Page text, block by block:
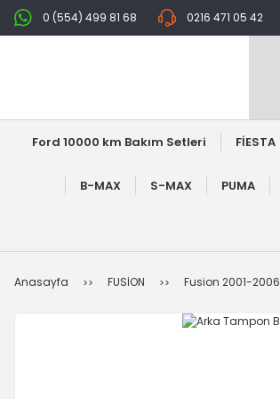
0 (554) 499 81 68 0216 471 05 42
Ford 10000 km Bakım Setleri FİESTA
B-MAX S-MAX PUMA
Anasayfa FUSİON Fusion 2001-2006